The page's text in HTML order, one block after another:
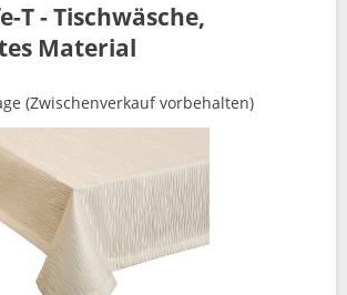
T - Tischwäsche,
Material
(Zwischenverkauf vorbehalten)